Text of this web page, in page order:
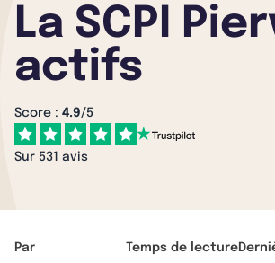
La SCPI
actifs
Score : 4.9/5
Sur 531 avis
Par Temps de lecture